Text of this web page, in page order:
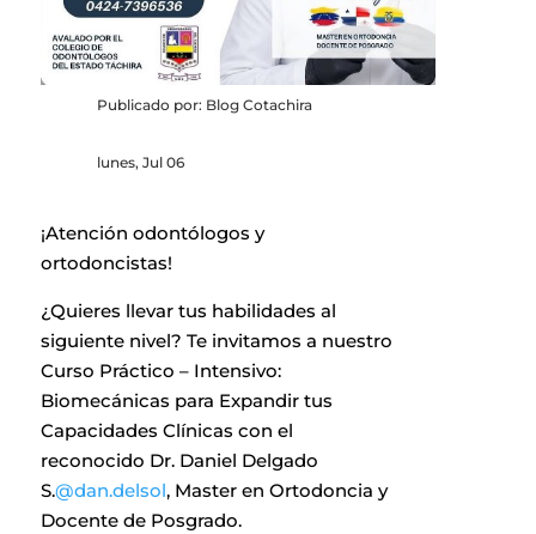
Publicado por: Blog Cotachira
lunes, Jul 06
¡Atención odontólogos y
ortodoncistas!
¿Quieres llevar tus habilidades al
siguiente nivel? Te invitamos a nuestro
Curso Práctico – Intensivo:
Biomecánicas para Expandir tus
Capacidades Clínicas con el
reconocido Dr. Daniel Delgado
S.@dan.delsol, Master en Ortodoncia y
Docente de Posgrado.